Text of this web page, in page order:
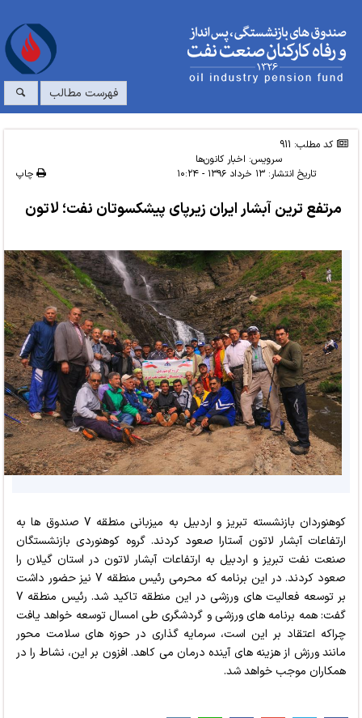
فهرست مطالب
کد مطلب: 911
سرویس: اخبار کانون‌ها
تاریخ انتشار: ۱۳ خرداد ۱۳۹۶ - ۱۰:۲۴ چاپ
مرتفع ترین آبشار ایران زیرپای پیشکسوتان نفت؛ لاتون
کوهنوردان بازنشسته تبریز و اردبیل به میزبانی منطقه 7 صندوق ها به
ارتفاعات آبشار لاتون آستارا صعود کردند. گروه کوهنوردی بازنشستگان
صنعت نفت تبریز و اردبیل به ارتفاعات آبشار لاتون در استان گیلان را
صعود کردند. در این برنامه که محرمی رئیس منطقه 7 نیز حضور داشت
بر توسعه فعالیت های ورزشی در این منطقه تاکید شد. رئیس منطقه 7
گفت: همه برنامه های ورزشی و گردشگری طی امسال توسعه خواهد یافت
چراکه اعتقاد بر این است، سرمایه گذاری در حوزه های سلامت محور
مانند ورزش از هزینه های آینده درمان می کاهد. افزون بر این، نشاط را در
همکاران موجب خواهد شد.